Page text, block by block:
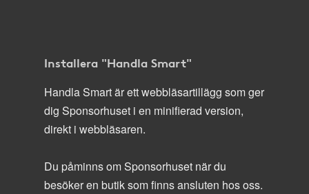
Installera "Handla Smart"
Handla Smart är ett webbläsartillägg som ger
dig Sponsorhuset i en minifierad version,
direkt i webbläsaren.
Du påminns om Sponsorhuset när du
besöker en butik som finns ansluten hos oss.